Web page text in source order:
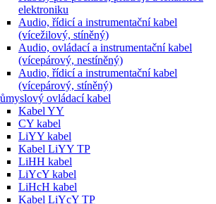
elektroniku
Audio, řídicí a instrumentační kabel
(vícežilový, stíněný)
Audio, ovládací a instrumentační kabel
(vícepárový, nestíněný)
Audio, řídicí a instrumentační kabel
(vícepárový, stíněný)
ovládací kabel
Kabel YY
CY kabel
LiYY kabel
Kabel LiYY TP
LiHH kabel
LiYcY kabel
LiHcH kabel
Kabel LiYcY TP